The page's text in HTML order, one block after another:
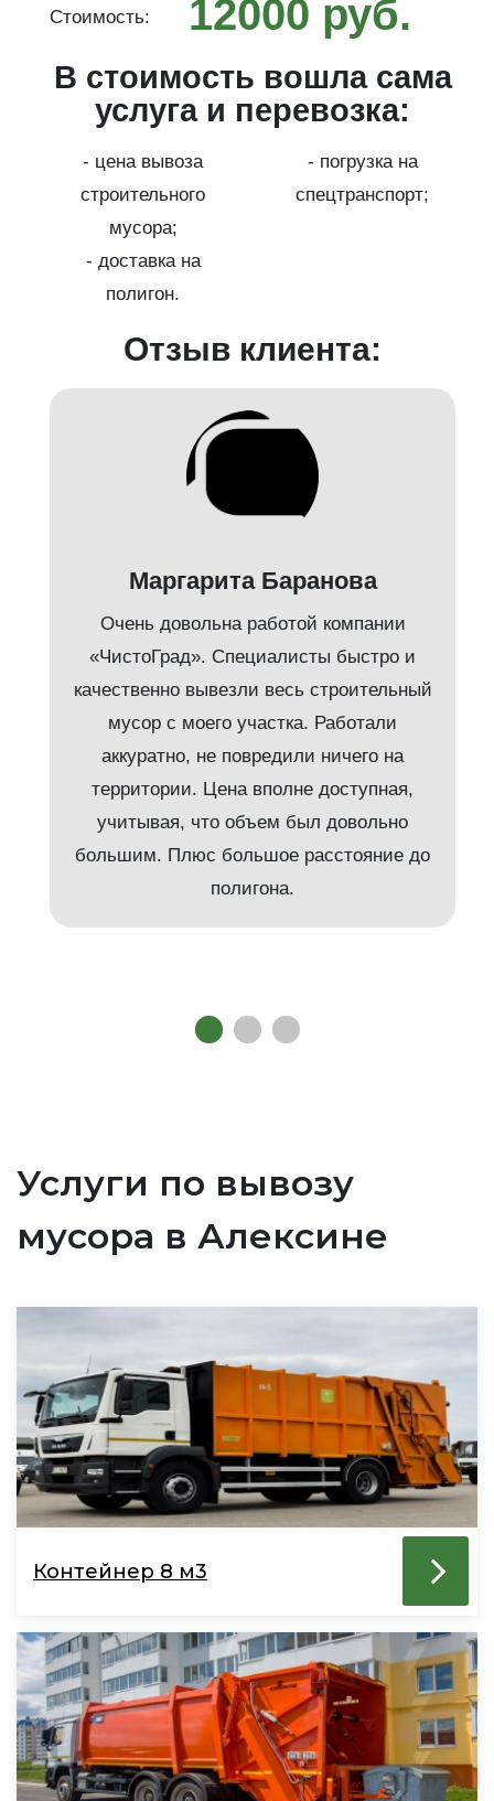
Стоимость: 12000 руб.
В стоимость вошла сама
услуга и перевозка:
- цена вывоза
строительного
мусора;
- погрузка на
спецтранспорт;
- доставка на
полигон.
Отзыв клиента:
Маргарита Баранова
Очень довольна работой компании
«ЧистоГрад». Специалисты быстро и
качественно вывезли весь строительный
мусор с моего участка. Работали
аккуратно, не повредили ничего на
территории. Цена вполне доступная,
учитывая, что объем был довольно
большим. Плюс большое расстояние до
полигона.
Услуги по вывозу
мусора в Алексине
Контейнер 8 м3